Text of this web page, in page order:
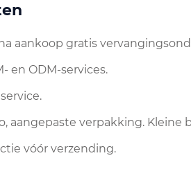
na aankoop gratis
en ODM-services.
aangepaste verpakking. Kleine
vóór verzending.